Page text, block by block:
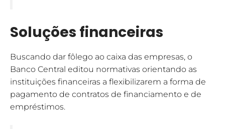
Soluções financeiras
Buscando dar fôlego ao caixa das empresas, o
Banco Central editou normativas orientando as
instituições financeiras a flexibilizarem a forma de
pagamento de contratos de financiamento e de
empréstimos.